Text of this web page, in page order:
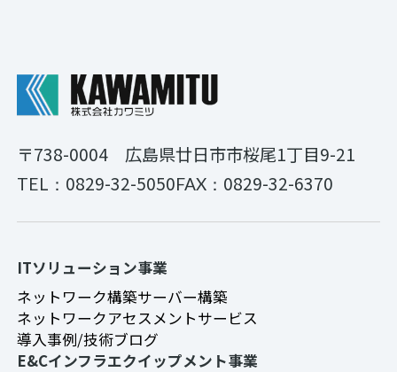
〒738-0004 広島県廿日市市桜尾1丁目9-21
TEL： 0829-32-5050FAX： 0829-32-6370
ITソリューション事業
ネットワーク構築サーバー構築
ネットワークアセスメントサービス
導入事例/技術ブログ
E&Cインフラエクイップメント事業